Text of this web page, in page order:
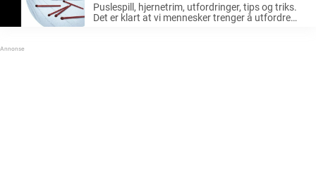
Puslespill, hjernetrim, utfordringer, tips og triks.
Det er klart at vi mennesker trenger å utfordre